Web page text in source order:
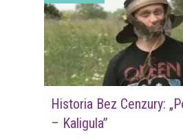
Historia Bez Cenzury:
– Kaligula”